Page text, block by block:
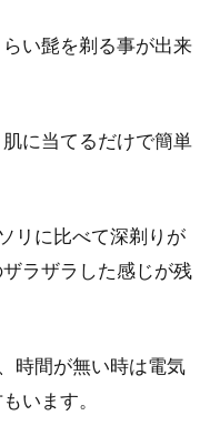
て、毎日の髭剃りは辛いです
替刃の捨て方
い髭を剃る事が出来
に当てるだけで簡単
リに比べて深剃りが
ラザラした感じが残
時間が無い時は電気
います。